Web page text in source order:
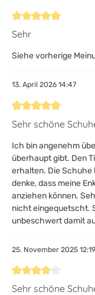
Bewertung mit 5 von 5
Sehr
Siehe vorherige
13. April 2026 14:47
Bewertung mit 5 von 5
Sehr schöne
Ich bin angenehm
überhaupt gibt. Den
erhalten. Die Schuhe
denke, dass meine
anziehen können.
nicht eingequetscht.
unbeschwert damit
25. November 2025 12:19
Bewertung mit 4 von 5
Sehr schöne